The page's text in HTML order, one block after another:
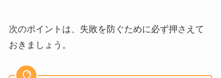
次のポイントは、失敗を防ぐために必ず押さえて
おきましょう。